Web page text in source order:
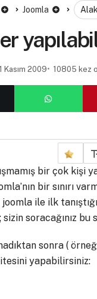
Joomla
Kasım 2009 10805 kez
bir çok kişi
bir sınırı
ile ilk
soracağınız
sonra (
yapabilirsiniz: